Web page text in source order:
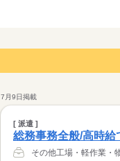
7月9日掲載
[ 派遣 ]
総務事務全般/高時給
その他工場・軽作業・